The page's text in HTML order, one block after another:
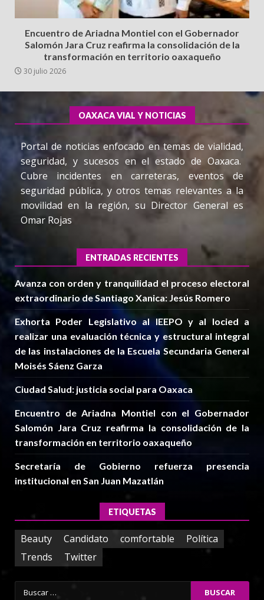
Encuentro de Ariadna Montiel con el Gobernador
Salomón Jara Cruz reafirma la consolidación de la
transformación en territorio oaxaqueño
30 julio 2026
OAXACA VIAL Y NOTICIAS
Portal de noticias enfocado en temas de vialidad,
seguridad, y sucesos en el estado de Oaxaca.
Cubre incidentes en carreteras, eventos de
seguridad pública, y otros temas relevantes a la
movilidad en la región, su Director General es
Omar Rojas
ENTRADAS RECIENTES
Avanza con orden y tranquilidad el proceso electoral
extraordinario de Santiago Xanica: Jesús Romero
Exhorta Poder Legislativo al IEEPO y al Iocied a
realizar una evaluación técnica y estructural integral
de las instalaciones de la Escuela Secundaria General
Moisés Sáenz Garza
Ciudad Salud: justicia social para Oaxaca
Encuentro de Ariadna Montiel con el Gobernador
Salomón Jara Cruz reafirma la consolidación de la
transformación en territorio oaxaqueño
Secretaría de Gobierno refuerza presencia
institucional en San Juan Mazatlán
ETIQUETAS
Beauty Candidato comfortable
Política
Trends
Twitter
Buscar: